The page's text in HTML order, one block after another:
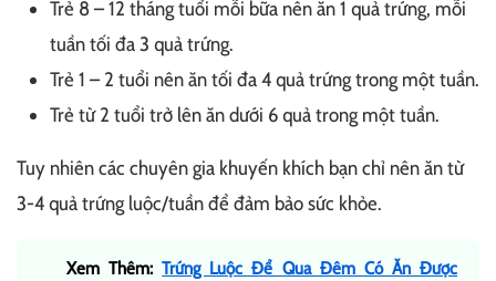
Trẻ 8 – 12 tháng tuổi mỗi bữa nên ăn 1 quả trứng, mỗi
tuần tối đa 3 quả trứng.
Trẻ 1 – 2 tuổi nên ăn tối đa 4 quả trứng trong một tuần.
Trẻ từ 2 tuổi trở lên ăn dưới 6 quả trong một tuần.
Tuy nhiên các chuyên gia khuyến khích bạn chỉ nên ăn từ
3-4 quả trứng luộc/tuần để đảm bảo sức khỏe.
Xem Thêm:Trứng Luộc Để Qua Đêm Có Ăn Được